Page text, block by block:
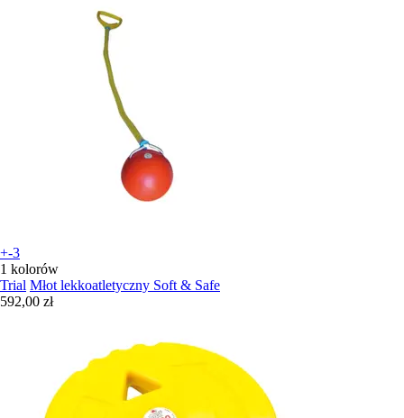
+-3
1 kolorów
Trial Młot lekkoatletyczny Soft & Safe
592,00 zł